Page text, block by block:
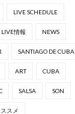
LIVE SCHEDULE
LIVE情報 NEWS
SANTIAGO DE CUBA
ART CUBA
SALSA SON
スメ